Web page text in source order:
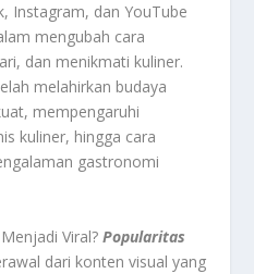
Instagram, dan YouTube
mengubah cara
dan menikmati kuliner.
melahirkan budaya
mempengaruhi
kuliner, hingga cara
gastronomi
Viral?Popularitas
dari konten visual yang